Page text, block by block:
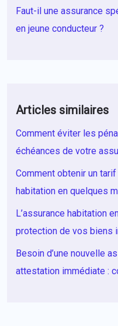
Faut-il une assurance
en jeune conducteur ?
Articles similaires
Comment éviter les
échéances de votre
Comment obtenir un
habitation en quelques
L’assurance habitation
protection de vos biens
Besoin d’une nouvelle
attestation immédiate :